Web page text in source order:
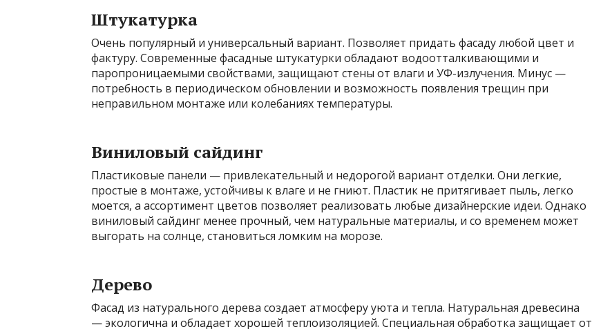
Штукатурка
Очень популярный и универсальный вариант. Позволяет придать фасаду любой цвет и
фактуру. Современные фасадные штукатурки обладают водоотталкивающими и
паропроницаемыми свойствами, защищают стены от влаги и УФ-излучения. Минус —
потребность в периодическом обновлении и возможность появления трещин при
неправильном монтаже или колебаниях температуры.
Виниловый сайдинг
Пластиковые панели — привлекательный и недорогой вариант отделки. Они легкие,
простые в монтаже, устойчивы к влаге и не гниют. Пластик не притягивает пыль, легко
моется, а ассортимент цветов позволяет реализовать любые дизайнерские идеи. Однако
виниловый сайдинг менее прочный, чем натуральные материалы, и со временем может
выгорать на солнце, становиться ломким на морозе.
Дерево
Фасад из натурального дерева создает атмосферу уюта и тепла. Натуральная древесина
— экологична и обладает хорошей теплоизоляцией. Специальная обработка защищает от